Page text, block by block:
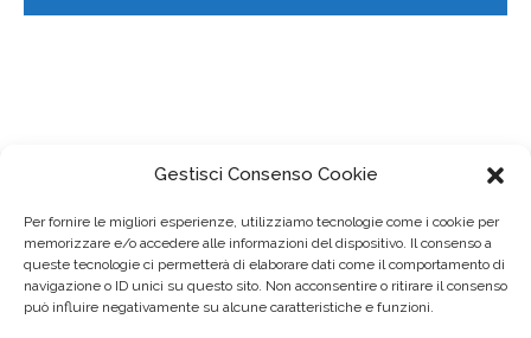
Gestisci Consenso Cookie
Per fornire le migliori esperienze, utilizziamo tecnologie come i cookie per
memorizzare e/o accedere alle informazioni del dispositivo. Il consenso a
queste tecnologie ci permetterà di elaborare dati come il comportamento di
navigazione o ID unici su questo sito. Non acconsentire o ritirare il consenso
può influire negativamente su alcune caratteristiche e funzioni.